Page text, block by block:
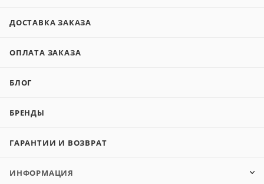
ДОСТАВКА ЗАКАЗА
ОПЛАТА ЗАКАЗА
БЛОГ
БРЕНДЫ
ГАРАНТИИ И ВОЗВРАТ
ИНФОРМАЦИЯ